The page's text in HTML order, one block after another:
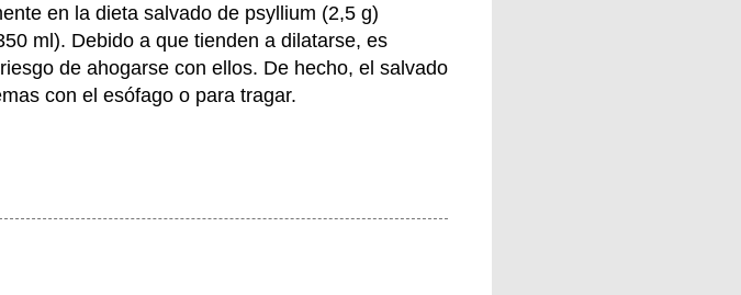
en la dieta salvado de psyllium (2,5 g)
ml). Debido a que tienden a dilatarse, es
de ahogarse con ellos. De hecho, el salvado
con el esófago o para tragar.